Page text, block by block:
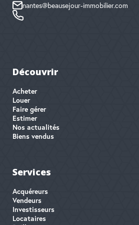
nantes@beausejour-immobilier.com
Découvrir
Acheter
Louer
Faire gérer
Estimer
Nos actualités
Biens vendus
Services
Acquéreurs
Vendeurs
Investisseurs
Locataires